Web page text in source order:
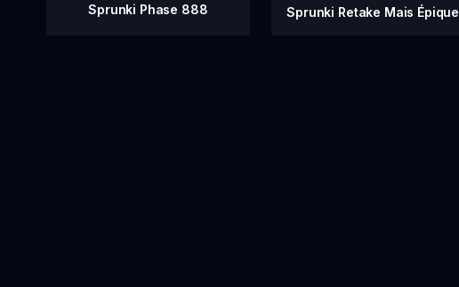
Sprunki Phase 888 Sprunki Retake Mais Épique